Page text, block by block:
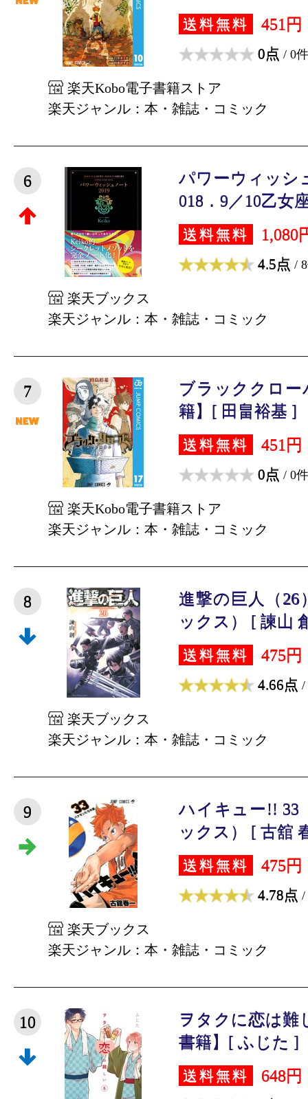
送料無料 451円
0点 / 0件
楽天Kobo電子書籍ストア
楽天ジャンル：本・雑誌・コミック
6
パワーウィッシ
018．9／10乙女
送料無料 1,080
4.5点 /
楽天ブックス
楽天ジャンル：本・雑誌・コミック
7
ブラッククロー
籍】[ 田畠裕基 ]
送料無料 451円
0点 / 0件
楽天Kobo電子書籍ストア
楽天ジャンル：本・雑誌・コミック
8
進撃の巨人（26
ックス） [ 諫山
送料無料 475円
4.66点 /
楽天ブックス
楽天ジャンル：本・雑誌・コミック
9
ハイキュー!! 33
ックス） [ 古舘
送料無料 475円
4.78点 /
楽天ブックス
楽天ジャンル：本・雑誌・コミック
10
ヲタクに恋は難
書籍】[ ふじた ]
送料無料 648円